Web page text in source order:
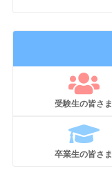
受験生の皆さま
卒業生の皆さま